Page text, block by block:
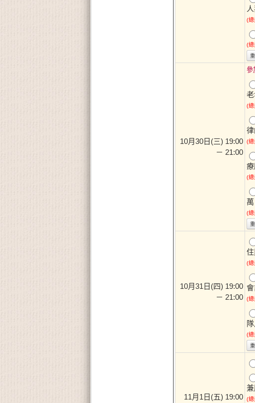
(總
(總
10月30日(三) 19:00
－ 21:00
參
(總
(總
(總
萬
(總
10月31日(四) 19:00
－ 21:00
(總
(總
(總
11月1日(五) 19:00 (總